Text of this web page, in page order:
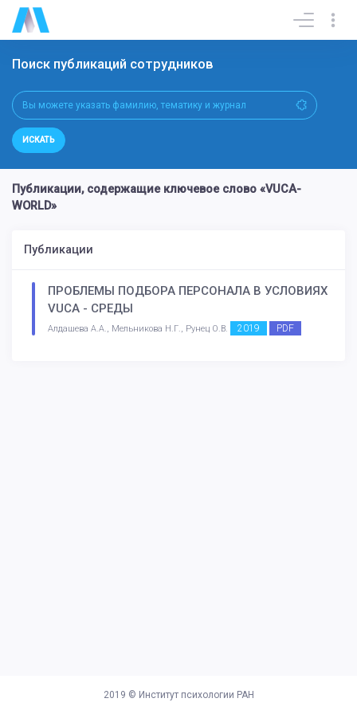
Поиск публикаций сотрудников
ИСКАТЬ
Публикации, содержащие ключевое слово «VUCA-
WORLD»
Публикации
ПРОБЛЕМЫ ПОДБОРА ПЕРСОНАЛА В УСЛОВИЯХ
VUCA - СРЕДЫ
Алдашева А.А., Мельникова Н.Г., Рунец О.В. 2019 PDF
2019 © Институт психологии РАН